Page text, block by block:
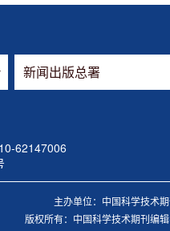
62147006
主办单位：中国科学技术
版权所有：中国科学技术期刊编